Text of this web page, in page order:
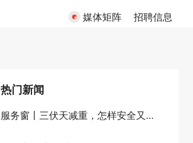
媒体矩阵 招聘信息
热门新闻
服务窗丨三伏天减重，怎样安全又高效